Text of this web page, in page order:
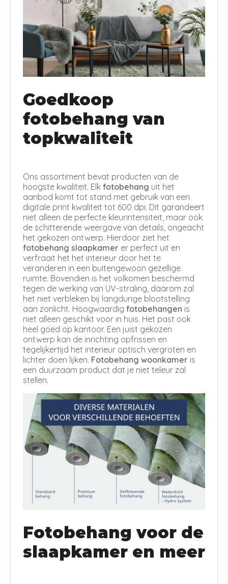
Goedkoop
fotobehang van
topkwaliteit
Ons assortiment bevat producten van de
hoogste kwaliteit. Elk fotobehang uit het
aanbod komt tot stand met gebruik van een
digitale print kwaliteit tot 600 dpi. Dit garandeert
niet alleen de perfecte kleurintensiteit, maar ook
de schitterende weergave van details, ongeacht
het gekozen ontwerp. Hierdoor ziet het
fotobehang slaapkamer er perfect uit en
verfraait het het interieur door het te
veranderen in een buitengewoon gezellige
ruimte. Bovendien is het volkomen beschermd
tegen de werking van UV-straling, daarom zal
het niet verbleken bij langdurige blootstelling
aan zonlicht. Hoogwaardig fotobehangen is
niet alleen geschikt voor in huis. Het past ook
heel goed op kantoor. Een juist gekozen
ontwerp kan de inrichting opfrissen en
tegelijkertijd het interieur optisch vergroten en
lichter doen lijken. Fotobehang woonkamer is
een duurzaam product dat je niet teleur zal
stellen.
Fotobehang voor de
slaapkamer en meer